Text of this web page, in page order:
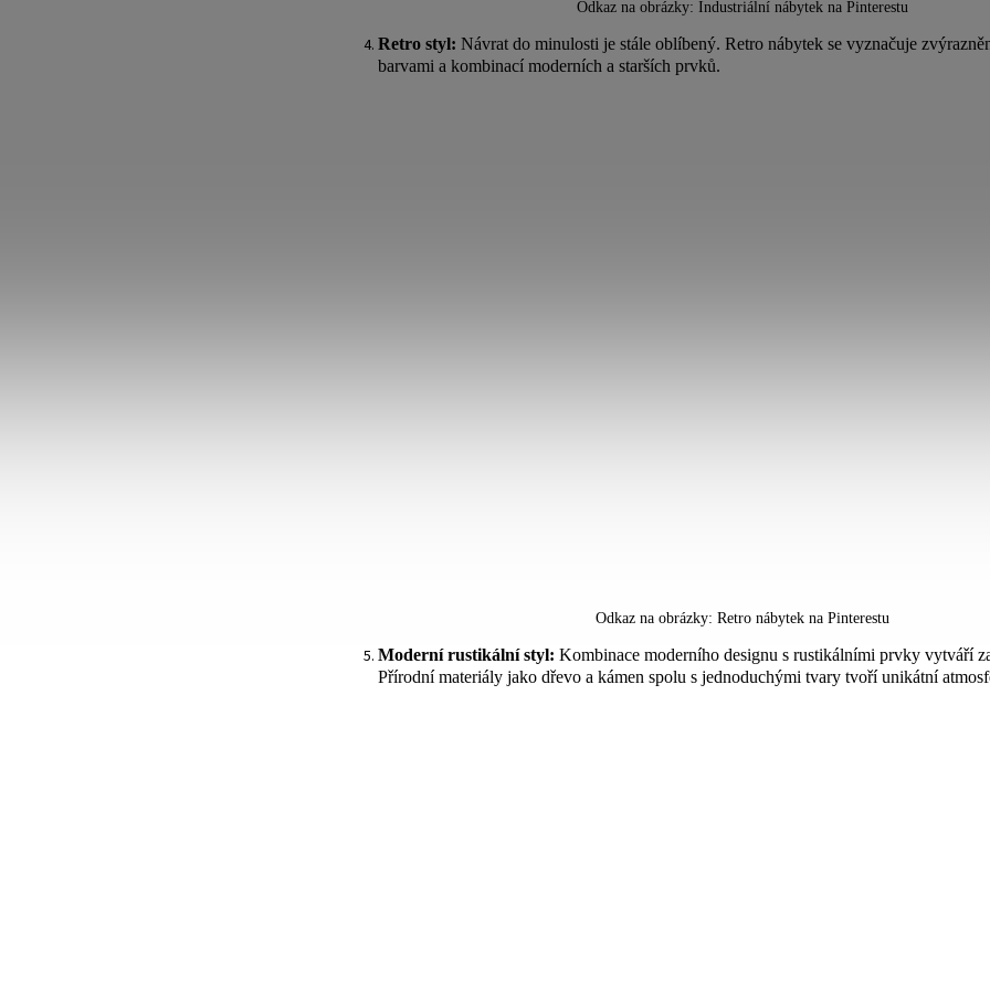
Odkaz na obrázky: Industriální nábytek na Pinterestu
Retro styl: Návrat do minulosti je stále oblíbený. Retro nábytek se vyznačuje
barvami a kombinací moderních a starších prvků.
Odkaz na obrázky: Retro nábytek na Pinterestu
Moderní rustikální styl: Kombinace moderního designu s rustikálními prvky vytváří
Přírodní materiály jako dřevo a kámen spolu s jednoduchými tvary tvoří unikátní